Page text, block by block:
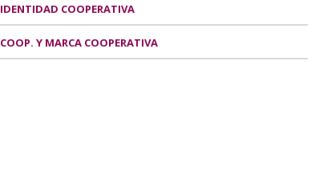
IDENTIDAD COOPERATIVA
COOP. Y MARCA COOPERATIVA